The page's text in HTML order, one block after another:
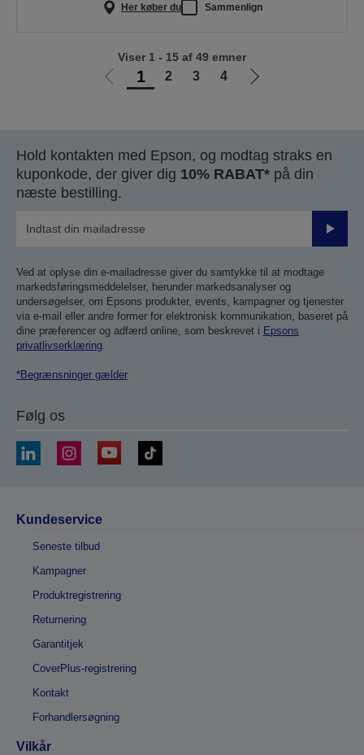
Her køber du Sammenlign
Gå
1 2 3 4
Gå
Viser 1 - 15 af 49 emner
Hold kontakten med Epson, og modtag straks en
kuponkode, der giver dig 10% RABAT* på din
næste bestilling.
Send
Ved at oplyse din e-mailadresse giver du samtykke til at modtage
markedsføringsmeddelelser, herunder markedsanalyser og
undersøgelser, om Epsons produkter, events, kampagner og tjenester
via e-mail eller andre former for elektronisk kommunikation, baseret på
dine præferencer og adfærd online, som beskrevet i Epsons
privatlivserklæring.
*Begrænsninger gælder
Følg os
Kundeservice
Seneste tilbud
Kampagner
Produktregistrering
Returnering
Garantitjek
CoverPlus-registrering
Kontakt
Forhandlersøgning
Vilkår